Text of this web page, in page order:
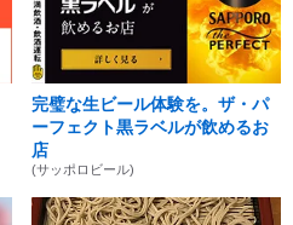
完璧な生ビール体験を。ザ・パ
ーフェクト黒ラベルが飲めるお
店
(サッポロビール)